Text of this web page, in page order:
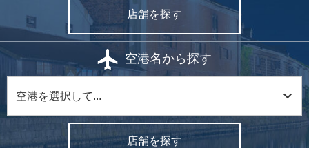
店舗を探す
空港名から探す
店舗を探す